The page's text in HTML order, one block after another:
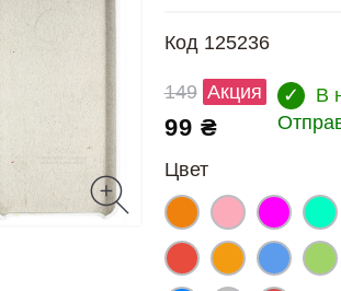
Код 125236
149 Акция
99 ₴
✓
В
Цвет